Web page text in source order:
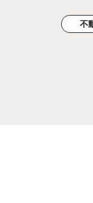
不